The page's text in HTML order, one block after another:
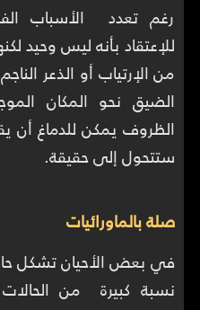
رغم تعدد الأسباب
للإعتقاد بأنه ليس
من الإرتياب أو الذعر
الضيق نحو المكان
الظروف يمكن للدماغ أن
ستتحول إلى حقيقة.
صلة بالماورائيات
في بعض الأحيان تشكل
نسبة كبيرة من